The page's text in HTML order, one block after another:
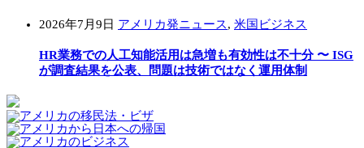
2026年7月9日 アメリカ発ニュース, 米国ビジネス
HR業務での人工知能活用は急増も有効性は不十分 〜 ISG
が調査結果を公表、問題は技術ではなく運用体制